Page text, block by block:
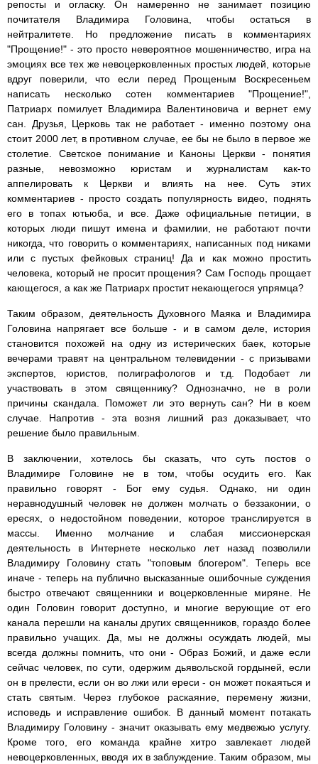
репосты и огласку. Он намеренно не занимает позицию
почитателя Владимира Головина, чтобы остаться в
нейтралитете. Но предложение писать в комментариях
"Прощение!" - это просто невероятное мошенничество, игра на
эмоциях все тех же невоцерковленных простых людей, которые
вдруг поверили, что если перед Прощеным Воскресеньем
написать несколько сотен комментариев "Прощение!",
Патриарх помилует Владимира Валентиновича и вернет ему
сан. Друзья, Церковь так не работает - именно поэтому она
стоит 2000 лет, в противном случае, ее бы не было в первое же
столетие. Светское понимание и Каноны Церкви - понятия
разные, невозможно юристам и журналистам как-то
аппелировать к Церкви и влиять на нее. Суть этих
комментариев - просто создать популярность видео, поднять
его в топах ютьюба, и все. Даже официальные петиции, в
которых люди пишут имена и фамилии, не работают почти
никогда, что говорить о комментариях, написанных под никами
или с пустых фейковых страниц! Да и как можно простить
человека, который не просит прощения? Сам Господь прощает
кающегося, а как же Патриарх простит некающегося упрямца?
Таким образом, деятельность Духовного Маяка и Владимира
Головина напрягает все больше - и в самом деле, история
становится похожей на одну из истерических баек, которые
вечерами травят на центральном телевидении - с призывами
экспертов, юристов, полиграфологов и т.д. Подобает ли
участвовать в этом священнику? Однозначно, не в роли
причины скандала. Поможет ли это вернуть сан? Ни в коем
случае. Напротив - эта возня лишний раз доказывает, что
решение было правильным.
В заключении, хотелось бы сказать, что суть постов о
Владимире Головине не в том, чтобы осудить его. Как
правильно говорят - Бог ему судья. Однако, ни один
неравнодушный человек не должен молчать о беззаконии, о
ересях, о недостойном поведении, которое транслируется в
массы. Именно молчание и слабая миссионерская
деятельность в Интернете несколько лет назад позволили
Владимиру Головину стать "топовым блогером". Теперь все
иначе - теперь на публично высказанные ошибочные суждения
быстро отвечают священники и воцерковленные миряне. Не
один Головин говорит доступно, и многие верующие от его
канала перешли на каналы других священников, гораздо более
правильно учащих. Да, мы не должны осуждать людей, мы
всегда должны помнить, что они - Образ Божий, и даже если
сейчас человек, по сути, одержим дьявольской гордыней, если
он в прелести, если он во лжи или ереси - он может покаяться и
стать святым. Через глубокое раскаяние, перемену жизни,
исповедь и исправление ошибок. В данный момент потакать
Владимиру Головину - значит оказывать ему медвежью услугу.
Кроме того, его команда крайне хитро завлекает людей
невоцерковленных, вводя их в заблуждение. Таким образом, мы